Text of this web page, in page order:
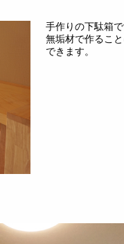
手作りの下駄箱
無垢材で作るこ
できます。